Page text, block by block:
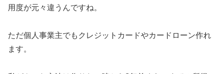
用度が元々違うんですね。
ただ個人事業主でもクレジットカードやカードローン作れ
ます。